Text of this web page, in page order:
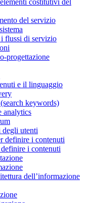
costitutivi del
del servizio
i flussi di servizio
progettazione
e il linguaggio
keywords)
analytics
degli utenti
definire i contenuti
i contenuti
dell’informazione